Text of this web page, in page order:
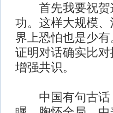
首先我要祝贺
功。这样大规模
界上恐怕也是少
证明对话确实比
增强共识。
中国有句古话，